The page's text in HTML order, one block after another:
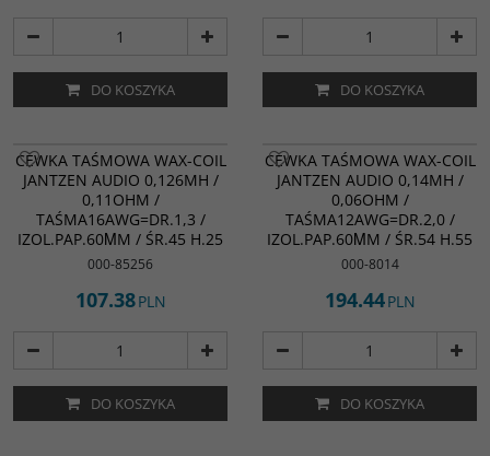
DO KOSZYKA DO KOSZYKA
CEWKA TAŚMOWA WAX-COIL
JANTZEN AUDIO 0,126MH /
0,11OHM /
TAŚMA16AWG=DR.1,3 /
IZOL.PAP.60ΜM / ŚR.45 H.25
000-85256
107.38PLN
DO KOSZYKA
CEWKA TAŚMOWA WAX-COIL
JANTZEN AUDIO 0,14MH /
0,06OHM /
TAŚMA12AWG=DR.2,0 /
IZOL.PAP.60ΜM / ŚR.54 H.55
000-8014
194.44PLN
DO KOSZYKA